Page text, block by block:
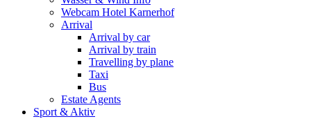
Webcam Hotel Karnerhof
Arrival
Arrival by car
Arrival by train
Travelling by plane
Taxi
Bus
Estate Agents
Sport & Aktiv